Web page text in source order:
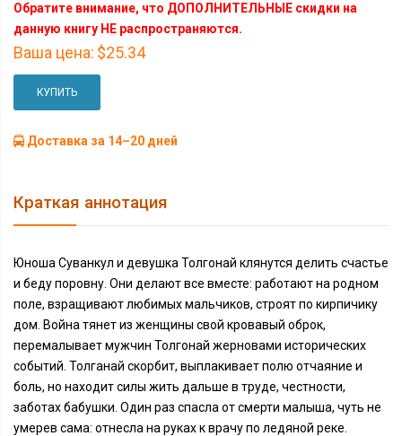
Обратите внимание, что ДОПОЛНИТЕЛЬНЫЕ скидки на
данную книгу НЕ распространяются.
Ваша цена: $25.34
КУПИТЬ
Доставка за 14–20 дней
Краткая аннотация
Юноша Суванкул и девушка Толгонай клянутся делить счастье
и беду поровну. Они делают все вместе: работают на родном
поле, взращивают любимых мальчиков, строят по кирпичику
дом. Война тянет из женщины свой кровавый оброк,
перемалывает мужчин Толгонай жерновами исторических
событий. Толганай скорбит, выплакивает полю отчаяние и
боль, но находит силы жить дальше в труде, честности,
заботах бабушки. Один раз спасла от смерти малыша, чуть не
умерев сама: отнесла на руках к врачу по ледяной реке.